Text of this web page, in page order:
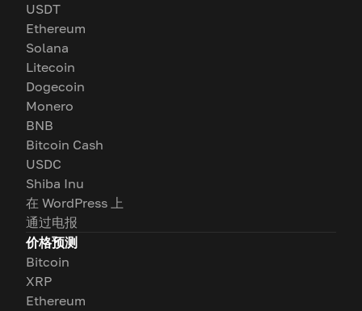
USDT
Ethereum
Solana
Litecoin
Dogecoin
Monero
BNB
Bitcoin Cash
USDC
Shiba Inu
在 WordPress 上
通过电报
价格预测
Bitcoin
XRP
Ethereum